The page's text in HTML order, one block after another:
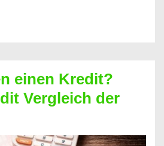
einen Kredit?
Vergleich der